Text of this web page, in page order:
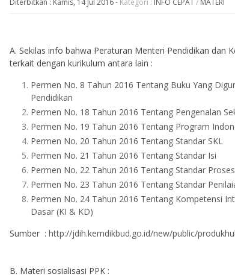
Diterbitkan : Kamis, 14 Jul 2016- Kategori : INFO CEPAT/ MATERI
A. Sekilas info bahwa Peraturan Menteri Pendidikan dan
terkait dengan kurikulum antara lain :
Permen No. 8 Tahun 2016 Tentang Buku Yang
Pendidikan
Permen No. 18 Tahun 2016 Tentang Pengenalan
Permen No. 19 Tahun 2016 Tentang Program
Permen No. 20 Tahun 2016 Tentang Standar SKL
Permen No. 21 Tahun 2016 Tentang Standar Isi
Permen No. 22 Tahun 2016 Tentang Standar Proses
Permen No. 23 Tahun 2016 Tentang Standar
Permen No. 24 Tahun 2016 Tentang Kompetensi
Dasar (KI & KD)
Sumber : http://jdih.kemdikbud.go.id/new/public/
B. Materi sosialisasi PPK :